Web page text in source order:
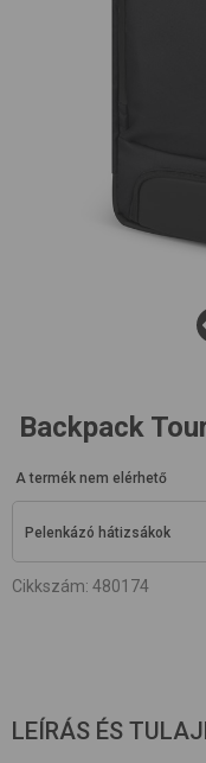
Backpack
A termék nem elérhető
Pelenkázó hátizsákok
Cikkszám: 480174
LEÍRÁS ÉS